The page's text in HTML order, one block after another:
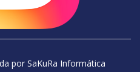
por SaKuRa Informática